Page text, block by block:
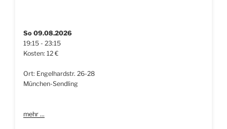
So 09.08.2026
19:15 - 23:15
Kosten: 12 €
Ort: Engelhardstr. 26-28
München-Sendling
mehr ...